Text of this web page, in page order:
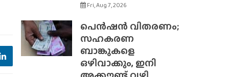
Fri, Aug 7, 2026
പെൻഷൻ വിതരണം;
സഹകരണ
ബാങ്കുകളെ
ഒഴിവാക്കും, ഇനി